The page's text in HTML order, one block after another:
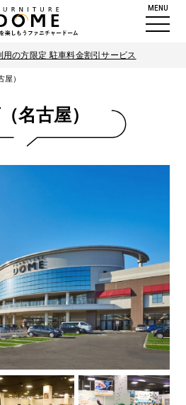
MENU
の方限定 駐車料金割引サービス
屋）
名古屋）